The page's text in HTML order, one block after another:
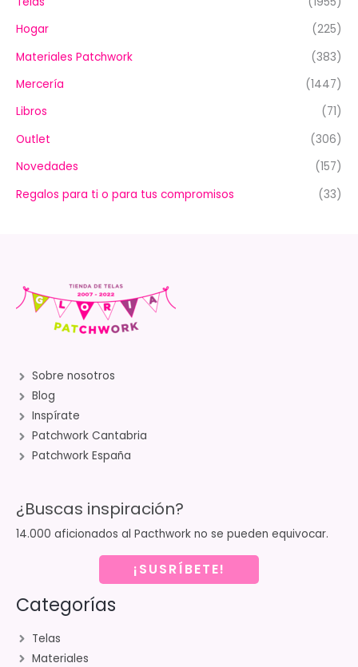
Hogar
(225)
Materiales Patchwork
(383)
Mercería
(1447)
Libros
(71)
Outlet
(306)
Novedades
(157)
Regalos para ti o para tus compromisos
(33)
Sobre nosotros
Blog
Inspírate
Patchwork Cantabria
Patchwork España
¿Buscas inspiración?
14.000 aficionados al Pacthwork no se pueden equivocar.
¡SUSRÍBETE!
Categorías
Telas
Materiales